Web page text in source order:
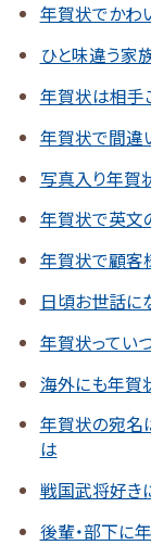
年賀状でかわ
ひと味違う家
年賀状は相手
年賀状で間違
写真入り年賀
年賀状で英文
年賀状で顧客
日頃お世話に
年賀状ってい
海外にも年賀
年賀状の宛名
は
戦国武将好き
後輩・部下に